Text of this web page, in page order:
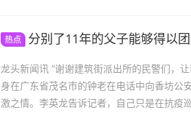
热点 分别了11年的父子能够得以
龙头新闻讯 “谢谢建筑街派出所的民警们，
身在广东省茂名市的钟老在电话中向香坊公
激之情。李英龙告诉记者，自己只是在抗疫